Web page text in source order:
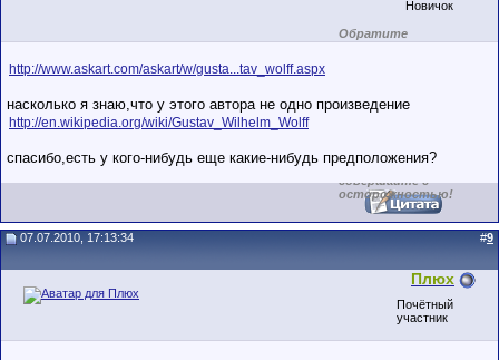
Новичок
Обратите
внимание на
Сделки с
пользователями,
рейтингом и
стажем,
совершайте с
осторожностью!
http://www.askart.com/askart/w/gusta...tav_wolff.aspx
насколько я знаю,что у этого автора не одно произведение
http://en.wikipedia.org/wiki/Gustav_Wilhelm_Wolff
спасибо,есть у кого-нибудь еще какие-нибудь предположения?
07.07.2010, 17:13:34 #9
Плюх
Почётный
участник